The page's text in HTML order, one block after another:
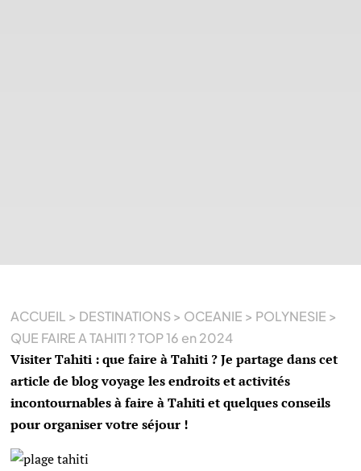
ACCUEIL > DESTINATIONS> OCEANIE > POLYNESIE >
QUE FAIRE A TAHITI ? TOP 16 en 2024
Visiter Tahiti : que faire à Tahiti ? Je partage dans cet
article de blog voyage les endroits et activités
incontournables à faire à Tahiti et quelques conseils
pour organiser votre séjour !